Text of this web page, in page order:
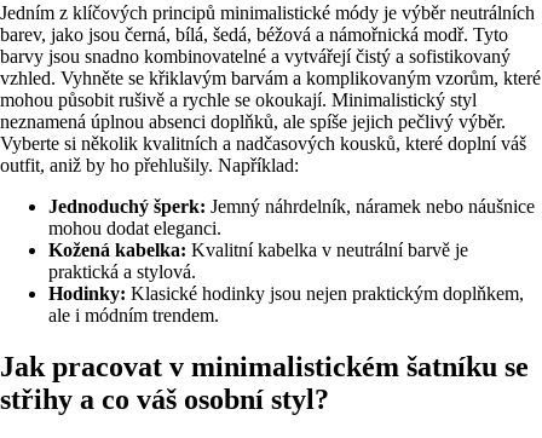
Jedním z klíčových principů minimalistické módy je výběr neutrálních
barev, jako jsou černá, bílá, šedá, béžová a námořnická modř. Tyto
barvy jsou snadno kombinovatelné a vytvářejí čistý a sofistikovaný
vzhled. Vyhněte se křiklavým barvám a komplikovaným vzorům, které
mohou působit rušivě a rychle se okoukají. Minimalistický styl
neznamená úplnou absenci doplňků, ale spíše jejich pečlivý výběr.
Vyberte si několik kvalitních a nadčasových kousků, které doplní váš
outfit, aniž by ho přehlušily. Například:
Jednoduchý šperk: Jemný náhrdelník, náramek nebo náušnice
mohou dodat eleganci.
Kožená kabelka: Kvalitní kabelka v neutrální barvě je
praktická a stylová.
Hodinky: Klasické hodinky jsou nejen praktickým doplňkem,
ale i módním trendem.
Jak pracovat v minimalistickém šatníku se
střihy a co váš osobní styl?